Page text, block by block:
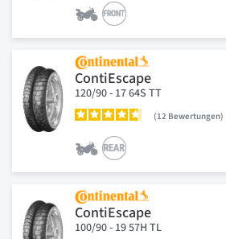
ContiEscape
120/90 - 17 64S TT
12 Bewertungen
ContiEscape
100/90 - 19 57H TL